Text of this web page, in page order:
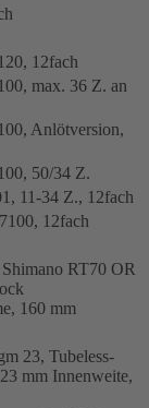
12fach
max. 36 Z. an
Anlötversion,
50/34 Z.
11-34 Z., 12fach
12fach
RT70 OR
160 mm
23, Tubeless-
mm Innenweite,